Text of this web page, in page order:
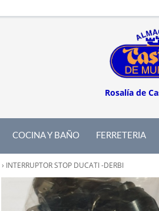
Rosalía de
COCINA Y BAÑO FERRETERIA
› INTERRUPTOR STOP DUCATI -DERBI